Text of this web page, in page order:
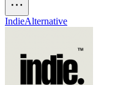
IndieAlternative